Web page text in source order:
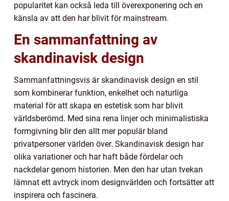
popularitet kan också leda till överexponering och en
känsla av att den har blivit för mainstream.
En sammanfattning av
skandinavisk design
Sammanfattningsvis är skandinavisk design en stil
som kombinerar funktion, enkelhet och naturliga
material för att skapa en estetisk som har blivit
världsberömd. Med sina rena linjer och minimalistiska
formgivning blir den allt mer populär bland
privatpersoner världen över. Skandinavisk design har
olika variationer och har haft både fördelar och
nackdelar genom historien. Men den har utan tvekan
lämnat ett avtryck inom designvärlden och fortsätter att
inspirera och fascinera.